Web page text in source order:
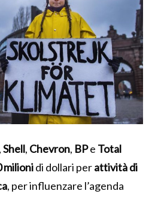
,Shell, Chevron, BPe Total
milionidi dollari perattività di
, perinfluenzare l’agenda